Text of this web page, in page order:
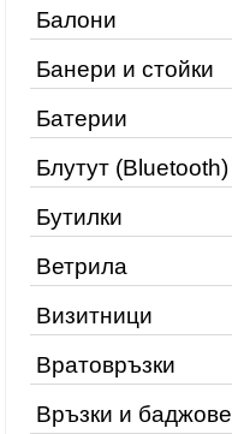
Балони
Банери и стойки
Батерии
Блутут (Bluetooth)
Бутилки
Ветрила
Визитници
Вратовръзки
Връзки и баджове